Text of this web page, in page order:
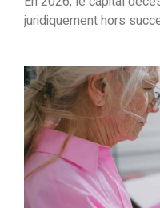
juridiquement hors